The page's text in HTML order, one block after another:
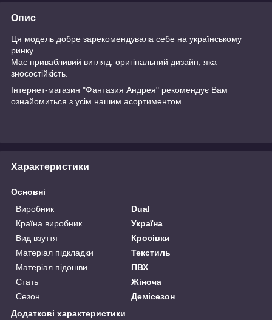
Опис
Ця модель добре зарекомендувала себе на українському
ринку.
Має привабливий вигляд, оригінальний дизайн, яка
зносостійкість.
Інтернет-магазин "Фантазия Андрея" рекомендує Вам
ознайомиться з усім нашим асортиментом.
Характеристики
Основні
Виробник
Dual
Країна виробник
Україна
Вид взуття
Кросівки
Матеріал підкладки
Текстиль
Матеріал підошви
ПВХ
Стать
Жіноча
Сезон
Демісезон
Додаткові характеристики